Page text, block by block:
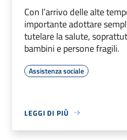
Con l’arrivo delle alte
importante adottare
tutelare la salute,
bambini e persone fragili.
Assistenza sociale
LEGGI DI PIÙ